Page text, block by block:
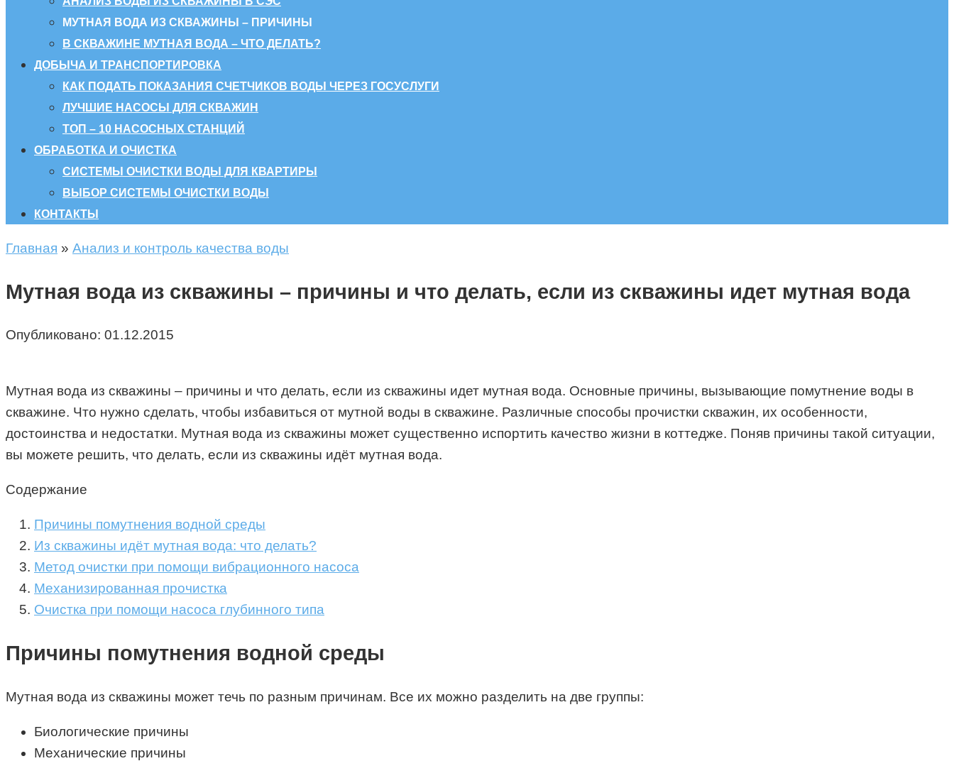
МУТНАЯ ВОДА ИЗ СКВАЖИНЫ – ПРИЧИНЫ
В СКВАЖИНЕ МУТНАЯ ВОДА – ЧТО ДЕЛАТЬ?
ДОБЫЧА И ТРАНСПОРТИРОВКА
КАК ПОДАТЬ ПОКАЗАНИЯ СЧЕТЧИКОВ ВОДЫ ЧЕРЕЗ ГОСУСЛУГИ
ЛУЧШИЕ НАСОСЫ ДЛЯ СКВАЖИН
ТОП – 10 НАСОСНЫХ СТАНЦИЙ
ОБРАБОТКА И ОЧИСТКА
СИСТЕМЫ ОЧИСТКИ ВОДЫ ДЛЯ КВАРТИРЫ
ВЫБОР СИСТЕМЫ ОЧИСТКИ ВОДЫ
КОНТАКТЫ
Главная » Анализ и контроль качества воды
Мутная вода из скважины – причины и что делать, если из скважины идет мутная вода
Опубликовано: 01.12.2015
Мутная вода из скважины – причины и что делать, если из скважины идет мутная вода. Основные причины, вызывающие помутнение воды в
скважине. Что нужно сделать, чтобы избавиться от мутной воды в скважине. Различные способы прочистки скважин, их особенности,
достоинства и недостатки. Мутная вода из скважины может существенно испортить качество жизни в коттедже. Поняв причины такой ситуации,
вы можете решить, что делать, если из скважины идёт мутная вода.
Содержание
Причины помутнения водной среды
Из скважины идёт мутная вода: что делать?
Метод очистки при помощи вибрационного насоса
Механизированная прочистка
Очистка при помощи насоса глубинного типа
Причины помутнения водной среды
Мутная вода из скважины может течь по разным причинам. Все их можно разделить на две группы:
Биологические причины
Механические причины